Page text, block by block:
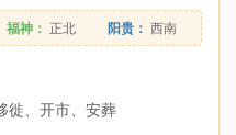
福神： 正北 阳贵： 西南
徙、开市、安葬